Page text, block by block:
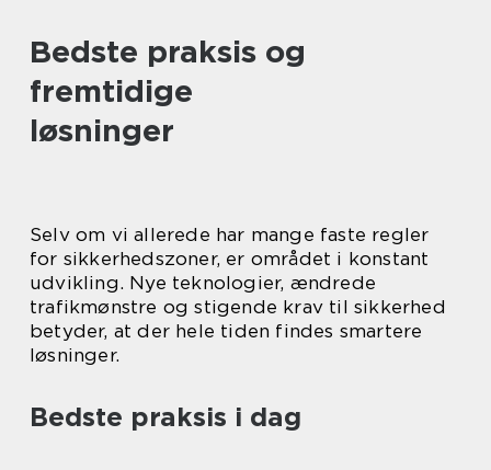
Bedste praksis og
fremtidige
løsninger
Selv om vi allerede har mange faste regler
for sikkerhedszoner, er området i konstant
udvikling. Nye teknologier, ændrede
trafikmønstre og stigende krav til sikkerhed
betyder, at der hele tiden findes smartere
løsninger.
Bedste praksis i dag